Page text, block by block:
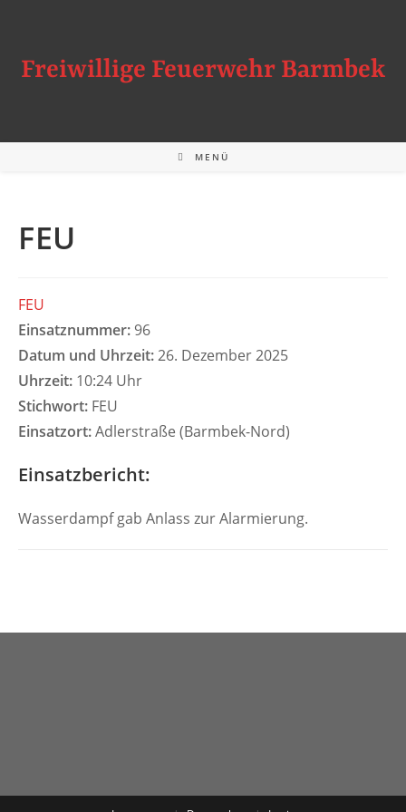
springen
Freiwillige Feuerwehr Barmbek
MENÜ
FEU
FEU
Einsatznummer: 96
Datum und Uhrzeit:26. Dezember 2025
Uhrzeit: 10:24 Uhr
Stichwort: FEU
Einsatzort:Adlerstraße (Barmbek-Nord)
Einsatzbericht:
Wasserdampf gab Anlass zur Alarmierung.